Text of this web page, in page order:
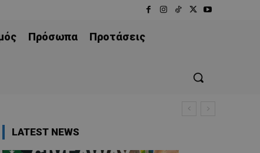
Πρόσωπα
Προτάσεις
LATEST NEWS